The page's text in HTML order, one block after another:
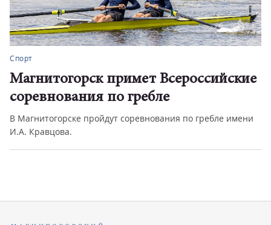
Спорт
Магнитогорск примет Всероссийские
соревнования по гребле
В Магнитогорске пройдут соревнования по гребле имени
И.А. Кравцова.